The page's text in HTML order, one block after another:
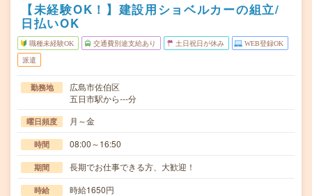
【未経験OK！】建設用ショベルカーの組立/
日払いOK
職種未経験OK 交通費別途支給あり 土日祝日が休み WEB登録OK
派遣
勤務地
広島市佐伯区
五日市駅から---分
曜日頻度 月～金
時間 08:00～16:50
期間 長期でお仕事できる方、大歓迎！
時給 時給1650円